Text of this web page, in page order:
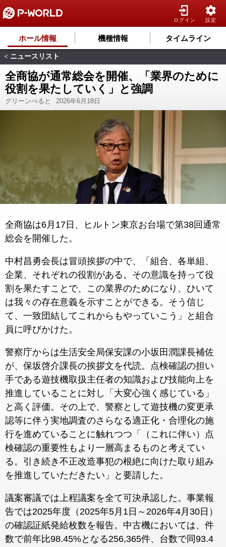
ログイン 設定
ホール情報 機種情報 タイムライン
< ニュースリスト
全商協が通常総会を開催、「業界のために
役割を果たしていく」と強調
グリーンべると 2026年6月18日
全商協は6月17日、ヒルトン東京お台場で第38回通常
総会を開催した。
中村昌勇会長は冒頭挨拶の中で、「組合、各単組、
企業、それぞれの役割がある。その意識を持って役
割を果たすことで、この業界のためになり、ひいて
は我々の存在意義を示すことができる。そう信じ
て、一致団結してこれからもやっていこう」と組合
員に呼びかけた。
警察庁からは生活安全局保安課の小坂田潤課長補佐
が、保坂啓介課長の挨拶文を代読。点検確認の担い
手である遊技機取扱主任者の知識および技能向上を
推進していることに対し「大変心強く感じている」
と高く評価。その上で、警察として遊技機の変更承
認等に伴う実地調査のさらなる適正化・合理化の施
行を進めていることに触れつつ「（これに伴い）点
検確認の重要性もより一層高まるものと考えてい
る。引き続き不正改造事犯の根絶に向けた取り組み
を推進していただきたい」と要請した。
議案審議では上程議案を全て可決承認した。事業報
告では2025年度（2025年5月1日～2026年4月30日）
の確認証紙発給枚数を報告。中古機においては、件
数で前年比98.45%となる256,365件、台数で同93.4